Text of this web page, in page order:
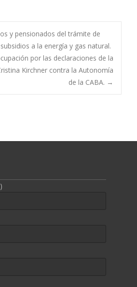
de
y pensionados del trámite de
a la energía y gas natural.
por las declaraciones de la
Kirchner contra la Autonomía
de la CABA. →